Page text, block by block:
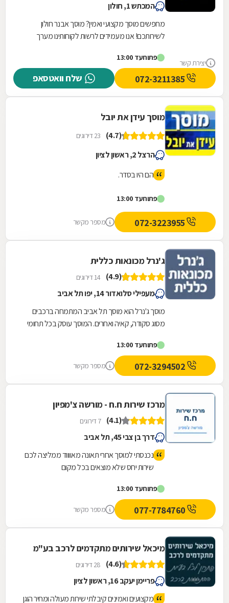
יצירת קשר
המכתש 1, חולון
מחפשים מוסך מקצועי ואמין? מוסך אבנר חולון
לשירותכם! אנו מעמידים לרשות לקוחותינו מערך
שנות...
פתוחעד 13:00
שלח וואטסאפ
מוסך עידן את יובל
(4.7) 23 דירוגים
הרצל 2, ראשון לציון
הם היו בסדר.
פתוחעד 13:00
מספר מקשר
ג'נרל מכונאות כללית
(4.9) 14 דירוגים
מעפילי סלואדור 14, יפו תל אביב
מוסך ג'נרל הוא מוסך תל אביב המתמחה ברכבים
מסוג סקודה, קאיה ואחרים. המוסך עוסק בכל תחומי
פתוחעד 13:00
מספר מקשר
מרכז שירות ח.ח - מורשה צ'מפיון
(4.1) 7 דירוגים
דרך בן צבי 45, תל אביב
נכנסתי למוסך אחרי תאונה מאווווד ממליצה לכם
שירות יחס שלא מוצאים בכל מקום
פתוחעד 13:00
מספר מקשר
מיכאל שירותים מתקדמים לרכב בע"מ
(4.6) 28 דירוגים
פריימן יעקב 16, ראשון לציון
מקצועים ואמינים קיבלתי שירות מעולה ומחיר הוגן